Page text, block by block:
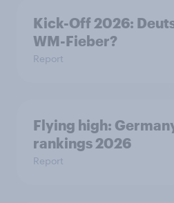
Kick-Off 2026:
WM-Fieber?
Report
Flying high:
rankings 2026
Report